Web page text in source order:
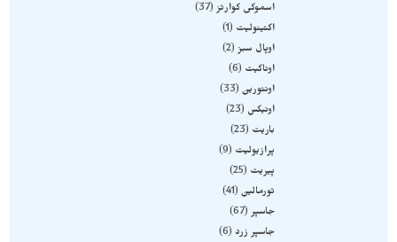
اسموکی کوارتز 37
اکتینولیت
1
اوپال سبز 2
اوناکیت
6
اونتورین 33
اونیکس
23
باریت
23
پرازیولیت
9
پیریت
25
تورمالین 41
جاسپر 67
جاسپر زرد
6